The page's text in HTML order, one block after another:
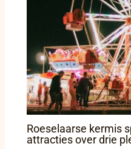
Roeselaarse kermis
attracties over drie